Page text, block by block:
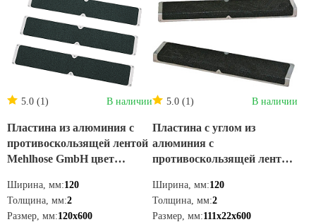
5.0 (1) В наличии
Пластина из алюминия с
противоскользящей лентой
Mehlhose GmbH цвет
APM1SF1
Ширина, мм:120
Толщина, мм:2
Размер, мм:120х600
5.0 (1) В наличии
Пластина с углом из
алюминия с
противоскользящей лентой
черный 111х22х600 мм
AKM1SF1
Ширина, мм:120
Толщина, мм:2
Размер, мм:111х22х600